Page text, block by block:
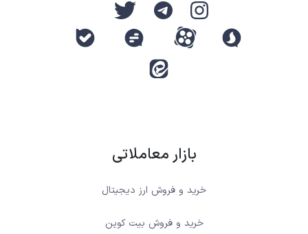
بازار معاملاتی
خرید و فروش ارز دیجیتال
خرید و فروش بیت کوین